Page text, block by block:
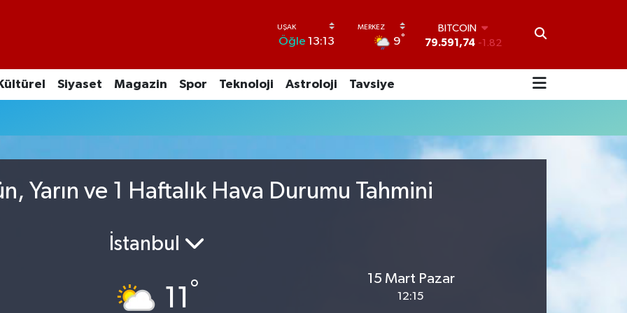
Öğle 13:13 9°
BITCOIN
79.591,74 -1.82
45,43620 0.02
53,38690 0.19
G.ALTIN
6862,09000 0.19
Kültürel Siyaset Magazin Spor Teknoloji Astroloji Tavsiye
Yarın ve 1 Haftalık Hava Durumu Tahmini
İstanbul
11 °
15 Mart Pazar
12:15